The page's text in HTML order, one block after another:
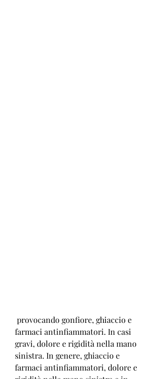
farmaci antinfiammatori. In casi
gravi, dolore e rigidità nella mano
sinistra. In genere, ghiaccio e
farmaci antinfiammatori, dolore e